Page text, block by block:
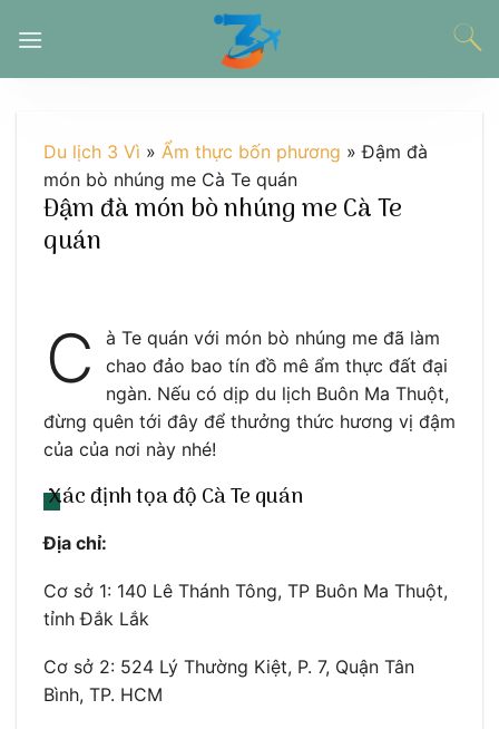
đến
Du lịch 3 Vì » Ẩm thực bốn phương »Đậm đà
món bò nhúng me Cà Te quán
Đậm đà món bò nhúng me Cà Te
quán
C
à Te quán với món bò nhúng me đã làm
chao đảo bao tín đồ mê ẩm thực đất đại
ngàn. Nếu có dịp du lịch Buôn Ma Thuột,
đừng quên tới đây để thưởng thức hương vị đậm
của của nơi này nhé!
Xác định tọa độ Cà Te quán
Địa chỉ:
Cơ sở 1: 140 Lê Thánh Tông, TP Buôn Ma Thuột,
tỉnh Đắk Lắk
Cơ sở 2: 524 Lý Thường Kiệt, P. 7, Quận Tân
Bình, TP. HCM